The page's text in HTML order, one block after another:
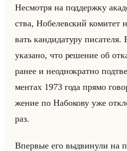
Несмот­ря на под­держ­ку
ства, Но­бе­лев­ский ко­ми­тет
вать кан­ди­да­ту­ру
ука­за­но, что ре­ше­ние об
ранее и неод­но­крат­но
мен­тах 1973 года прямо
же­ние по На­бо­ко­ву уже
раз.
Впер­вые его вы­дви­ну­ли на